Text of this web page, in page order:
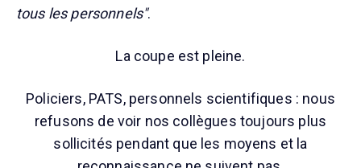
tous les personnels".
La coupe est pleine.
Policiers, PATS, personnels scientifiques : nous
refusons de voir nos collègues toujours plus
sollicités pendant que les moyens et la